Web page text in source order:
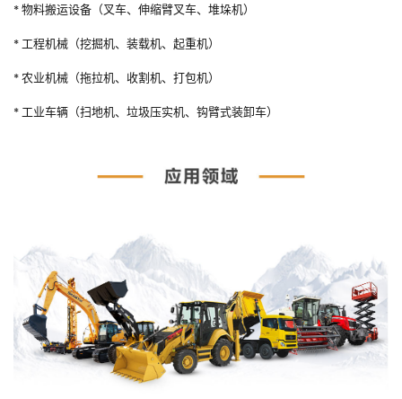
* 物料搬运设备（叉车、伸缩臂叉车、堆垛机）
* 工程机械（挖掘机、装载机、起重机）
* 农业机械（拖拉机、收割机、打包机）
* 工业车辆（扫地机、垃圾压实机、钩臂式装卸车）